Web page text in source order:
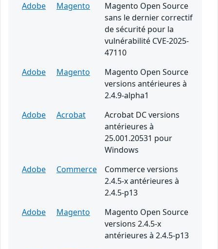
Adobe
Magento
Magento Open Source
sans le dernier correctif
de sécurité pour la
vulnérabilité CVE-2025-
47110
Adobe
Magento
Magento Open Source
versions antérieures à
2.4.9-alpha1
Adobe
Acrobat
Acrobat DC versions
antérieures à
25.001.20531 pour
Windows
Adobe
Commerce
Commerce versions
2.4.5-x antérieures à
2.4.5-p13
Adobe
Magento
Magento Open Source
versions 2.4.5-x
antérieures à 2.4.5-p13